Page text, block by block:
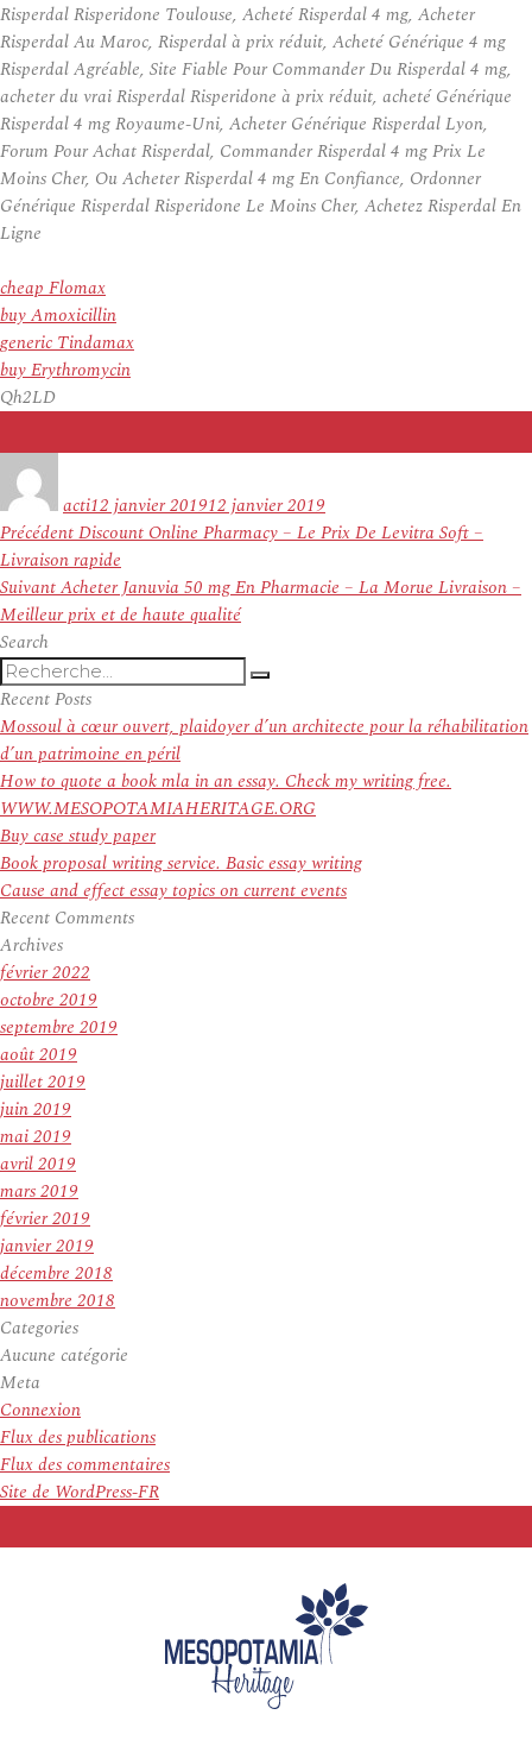
Risperdal Risperidone Toulouse, Acheté Risperdal 4 mg, Acheter
Risperdal Au Maroc, Risperdal à prix réduit, Acheté Générique 4 mg
Risperdal Agréable, Site Fiable Pour Commander Du Risperdal 4 mg,
acheter du vrai Risperdal Risperidone à prix réduit, acheté Générique
Risperdal 4 mg Royaume-Uni, Acheter Générique Risperdal Lyon,
Forum Pour Achat Risperdal, Commander Risperdal 4 mg Prix Le
Moins Cher, Ou Acheter Risperdal 4 mg En Confiance, Ordonner
Générique Risperdal Risperidone Le Moins Cher, Achetez Risperdal En
Ligne
cheap Flomax
buy Amoxicillin
generic Tindamax
buy Erythromycin
Qh2LD
actile
12 janvier 201912 janvier 2019
Navigation
de
l’article
PrécédentArticle
précédent :
Discount Online Pharmacy – Le Prix De Levitra Soft –
Livraison rapide
SuivantArticle
suivant :
Acheter Januvia 50 mg En Pharmacie – La Morue Livraison –
Meilleur prix et de haute qualité
Search
Recherche
pour
:
Recherche
Recent Posts
Mossoul à cœur ouvert, plaidoyer d’un architecte pour la réhabilitation
d’un patrimoine en péril
How to quote a book mla in an essay. Check my writing free.
WWW.MESOPOTAMIAHERITAGE.ORG
Buy case study paper
Book proposal writing service. Basic essay writing
Cause and effect essay topics on current events
Recent Comments
Archives
février 2022
octobre 2019
septembre 2019
août 2019
juillet 2019
juin 2019
mai 2019
avril 2019
mars 2019
février 2019
janvier 2019
décembre 2018
novembre 2018
Categories
Aucune catégorie
Meta
Connexion
Flux des publications
Flux des commentaires
Site de WordPress-FR